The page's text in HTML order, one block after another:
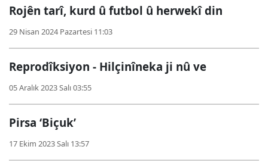
Rojên tarî, kurd û futbol û herwekî din
29 Nisan 2024 Pazartesi 11:03
Reprodîksiyon - Hilçinîneka ji nû ve
05 Aralık 2023 Salı 03:55
Pirsa ‘Biçuk’
17 Ekim 2023 Salı 13:57